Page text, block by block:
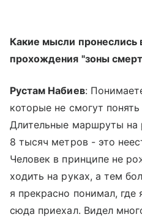
Какие мысли пронеслись
прохождения "зоны
Рустам Набиев:
которые не смогут
Длительные маршруты на
8 тысяч метров - это
Человек в принципе не
ходить на руках, а тем
я прекрасно понимал, где
сюда приехал. Видел